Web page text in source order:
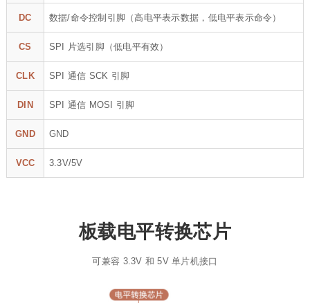
DC 数据/命令控制引脚（高电平表示数据，低电平表示命令）
CS SPI 片选引脚（低电平有效）
CLK SPI 通信 SCK 引脚
DIN SPI 通信 MOSI 引脚
GND GND
VCC 3.3V/5V
板载电平转换芯片
可兼容 3.3V 和 5V 单片机接口